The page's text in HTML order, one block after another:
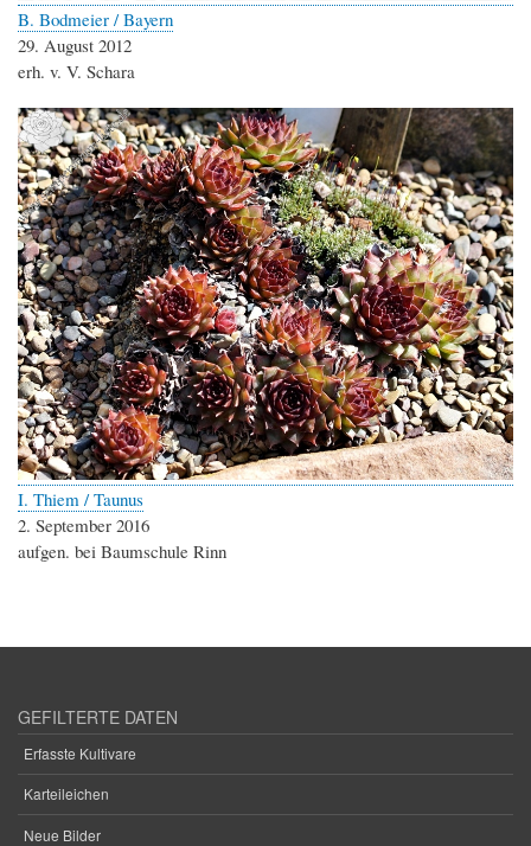
B. Bodmeier / Bayern
29. August 2012
erh. v. V. Schara
I. Thiem / Taunus
2. September 2016
aufgen. bei Baumschule Rinn
GEFILTERTE DATEN
Erfasste Kultivare
Karteileichen
Neue Bilder